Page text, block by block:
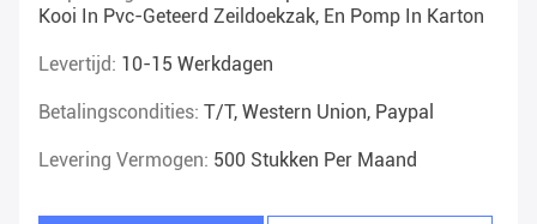
Kooi In Pvc-Geteerd Zeildoekzak, En Pomp In Karton
Levertijd: 10-15 Werkdagen
Betalingscondities: T/T, Western Union, Paypal
Levering Vermogen: 500 Stukken Per Maand